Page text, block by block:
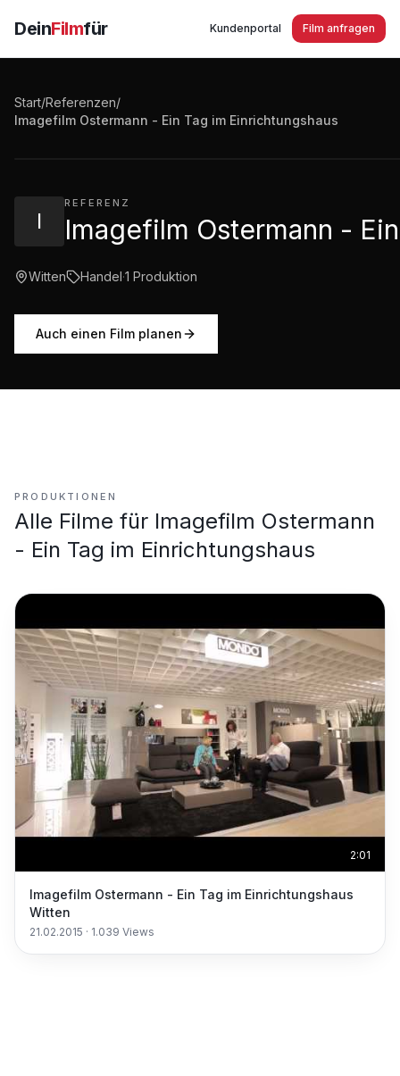
DeinFilmfür Kundenportal Film anfragen
Start/Referenzen/
Imagefilm Ostermann - Ein Tag im Einrichtungshaus
I
REFERENZ
Imagefilm Ostermann -
Witten Handel·1 Produktion
Auch einen Film planen
Imagefilm Ostermann - Ein Tag im Einrichtungshaus
PRODUKTIONEN
Alle Filme für Imagefilm Ostermann
- Ein Tag im Einrichtungshaus
2:01
Imagefilm Ostermann - Ein Tag im Einrichtungshaus
Witten
21.02.2015 · 1.039 Views